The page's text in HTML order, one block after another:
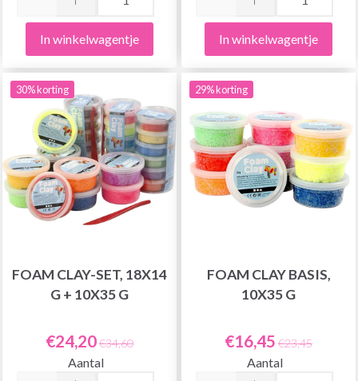
In winkelwagentje In winkelwagentje
30% korting
FOAM CLAY-SET, 18X14
G + 10X35 G
€24,20€34,60
Aantal
29% korting
FOAM CLAY BASIS,
10X35 G
€16,45 €23,45
Aantal